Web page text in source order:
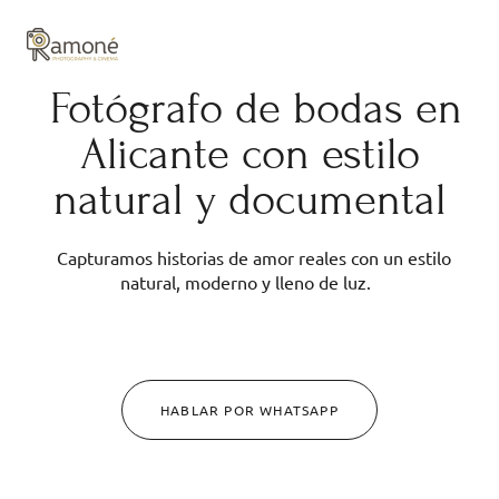
Fotógrafo de bodas en
Alicante con estilo
natural y documental
Capturamos historias de amor reales con un estilo
natural, moderno y lleno de luz.
HABLAR POR WHATSAPP